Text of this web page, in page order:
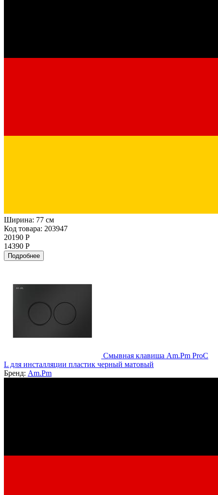
Ширина: 77 см
Код товара: 203947
20190 Р
14390 Р
Подробнее
Смывная клавиша Am.Pm ProC
L для инсталляции пластик черный матовый
Бренд: Am.Pm